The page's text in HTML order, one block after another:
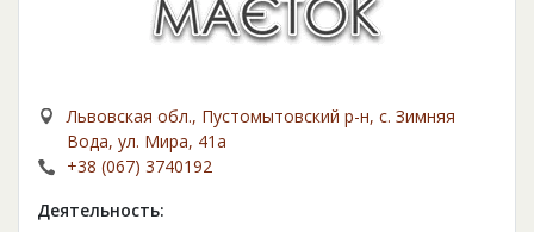
Львовская обл., Пустомытовский р-н, с. Зимняя
Вода, ул. Мира, 41а
+38 (067) 3740192
Деятельность: